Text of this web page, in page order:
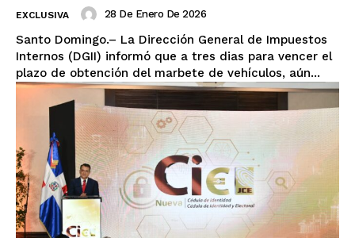
EXCLUSIVA 28 De Enero De 2026
Santo Domingo.– La Dirección General de Impuestos
Internos (DGII) informó que a tres dias para vencer el
plazo de obtención del marbete de vehículos, aún...